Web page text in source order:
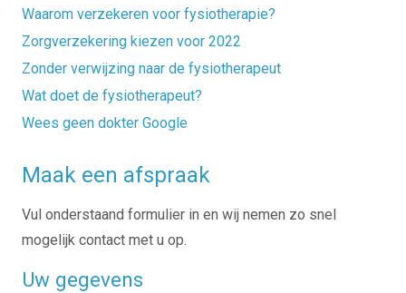
Waarom verzekeren voor fysiotherapie?
Zorgverzekering kiezen voor 2022
Zonder verwijzing naar de fysiotherapeut
Wat doet de fysiotherapeut?
Wees geen dokter Google
Maak een afspraak
Vul onderstaand formulier in en wij nemen zo snel
mogelijk contact met u op.
Uw gegevens